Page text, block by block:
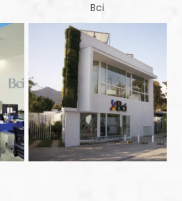
Bci